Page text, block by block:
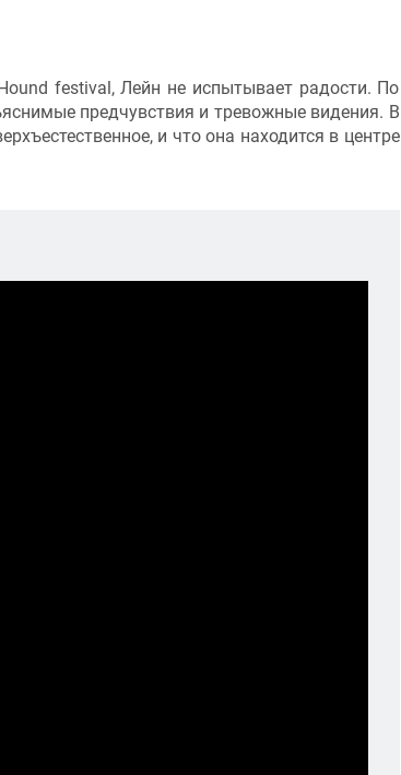
festival, Лейн не испытывает радости. По
предчувствия и тревожные видения. В
и что она находится в центре